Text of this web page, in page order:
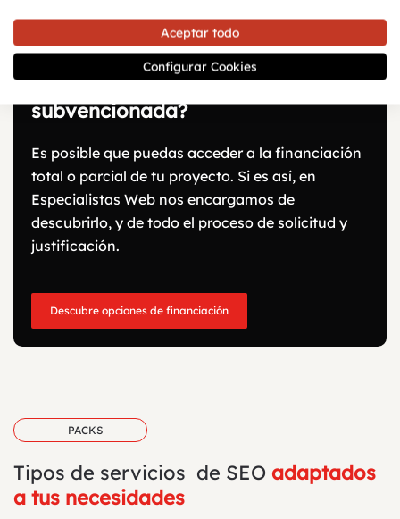
¿Tu página web puede ser
subvencionada?
Es posible que puedas acceder a la financiación
total o parcial de tu proyecto. Si es así, en
Especialistas Web nos encargamos de
descubrirlo, y de todo el proceso de solicitud y
justificación.
Descubre opciones de financiación
PACKS
Tipos de servicios de SEO adaptados
a tus necesidades
Aceptar todo
Configurar Cookies